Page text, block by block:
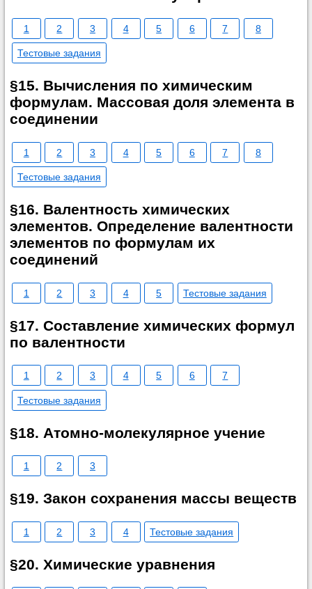
1 2 3 4 5 6 7 8
Тестовые задания
§15. Вычисления по химическим
формулам. Массовая доля элемента в
соединении
1 2 3 4 5 6 7 8
Тестовые задания
§16. Валентность химических
элементов. Определение валентности
элементов по формулам их
соединений
1 2 3 4 5 Тестовые задания
§17. Составление химических формул
по валентности
1 2 3 4 5 6 7
Тестовые задания
§18. Атомно-молекулярное учение
1 2 3
§19. Закон сохранения массы веществ
1 2 3 4 Тестовые задания
§20. Химические уравнения